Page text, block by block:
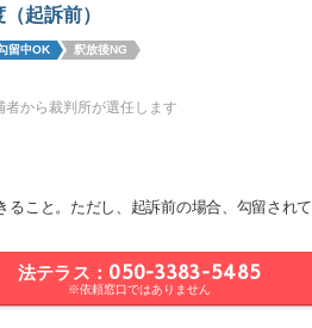
起訴前）
留中OK 釈放後NG
から裁判所が選任します
ること。ただし、起訴前の場合、勾留されて
法テラス：050-3383-5485
※依頼窓口ではありません